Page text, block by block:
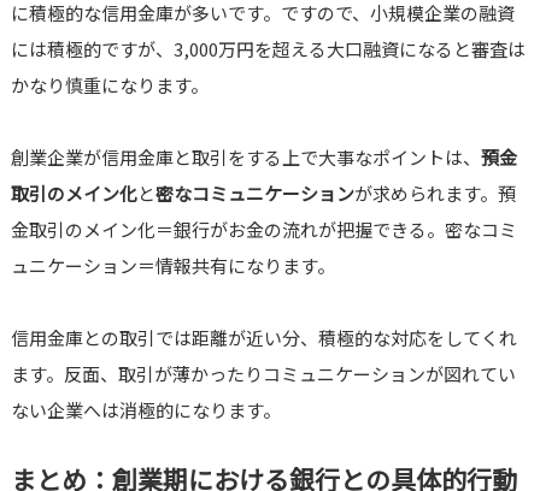
に積極的な信用金庫が多いです。ですので、小規模企業の融資
には積極的ですが、3,000万円を超える大口融資になると審査は
かなり慎重になります。
創業企業が信用金庫と取引をする上で大事なポイントは、 預金
取引のメイン化と密なコミュニケーションが求められます。預
金取引のメイン化＝銀行がお金の流れが把握できる。密なコミ
ュニケーション＝情報共有になります。
信用金庫との取引では距離が近い分、積極的な対応をしてくれ
ます。反面、取引が薄かったりコミュニケーションが図れてい
ない企業へは消極的になります。
まとめ：創業期における銀行との具体的行動